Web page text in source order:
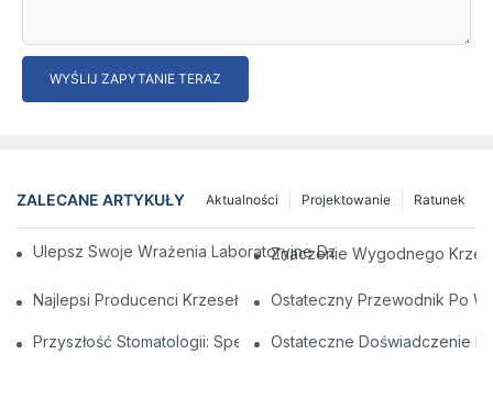
WYŚLIJ ZAPYTANIE TERAZ
ZALECANE ARTYKUŁY Ratunek
Projektowanie
Aktualności
Ulepsz Swoje Wrażenia Laboratoryjne Dzięki Komfortowym
Znaczenie Wygodnego
Najlepsi Producenci Krzeseł Dentystycznych W Chinach:
Ostateczny Przewodnik Po
Przyszłość Stomatologii: Spersonalizowane Nowoczesne
Ostateczne Doświadczenie